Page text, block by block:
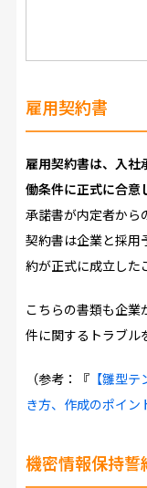
雇用契約書
雇用契約書は、入社
働条件に正式に合意
承諾書が内定者から
契約書は企業と採用
約が正式に成立した
こちらの書類も企
件に関するトラブル
（参考：『【雛型テ
き方、作成のポイン
機密情報保持誓